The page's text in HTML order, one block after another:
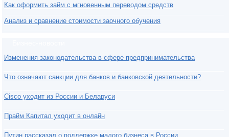
Как оформить займ с мгновенным переводом средств
Анализ и сравнение стоимости заочного обучения
Изменения законодательства в сфере предпринимательства
Что означают санкции для банков и банковской деятельности?
Cisco уходит из России и Беларуси
Прайм Капитал уходит в онлайн
Путин рассказал о поддержке малого бизнеса в России